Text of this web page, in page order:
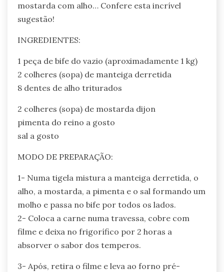
mostarda com alho… Confere esta incrível
sugestão!
INGREDIENTES:
1 peça de bife do vazio (aproximadamente 1 kg)
2 colheres (sopa) de manteiga derretida
8 dentes de alho triturados
2 colheres (sopa) de mostarda dijon
pimenta do reino a gosto
sal a gosto
MODO DE PREPARAÇÃO:
1- Numa tigela mistura a manteiga derretida, o
alho, a mostarda, a pimenta e o sal formando um
molho e passa no bife por todos os lados.
2- Coloca a carne numa travessa, cobre com
filme e deixa no frigorífico por 2 horas a
absorver o sabor dos temperos.
3- Após, retira o filme e leva ao forno pré-